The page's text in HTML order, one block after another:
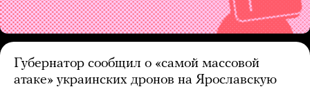
Губернатор сообщил о «самой массовой
атаке» украинских дронов на Ярославскую